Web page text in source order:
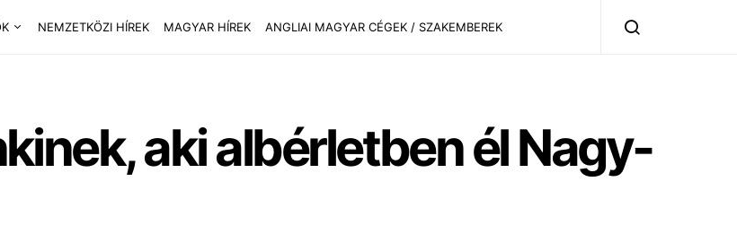
NEMZETKÖZI HÍREK MAGYAR HÍREK ANGLIAI MAGYAR CÉGEK / SZAKEMBEREK
aki albérletben él Nagy-